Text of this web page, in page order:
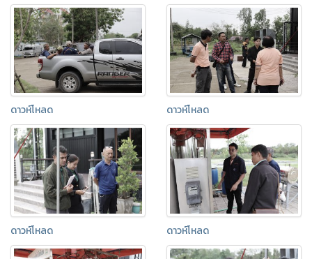
ดาวห์โหลด ดาวห์โหลด
ดาวห์โหลด ดาวห์โหลด